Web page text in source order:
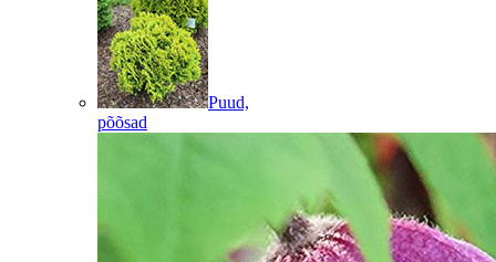
Puud,
põõsad